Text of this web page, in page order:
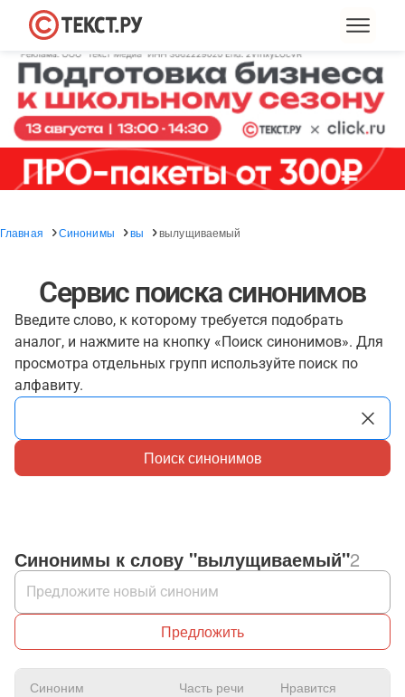
Главная Синонимы вы вылущиваемый
Сервис поиска синонимов
Введите слово, к которому требуется подобрать
аналог, и нажмите на кнопку «Поиск синонимов». Для
просмотра отдельных групп используйте поиск по
алфавиту.
Поиск синонимов
Синонимы к слову "вылущиваемый"2
Предложить
Синоним Часть речи Нравится